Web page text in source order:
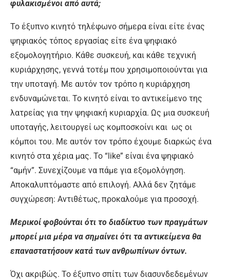
φυλακισμένοι από αυτά;
Το έξυπνο κινητό τηλέφωνο σήμερα είναι είτε ένας
ψηφιακός τόπος εργασίας είτε ένα ψηφιακό
εξομολογητήριο. Κάθε συσκευή, και κάθε τεχνική
κυριάρχησης, γεννά τοτέμ που χρησιμοποιούνται για
την υποταγή. Με αυτόν τον τρόπο η κυριάρχηση
ενδυναμώνεται. Το κινητό είναι το αντικείμενο της
λατρείας για την ψηφιακή κυριαρχία. Ως μια συσκευή
υποταγής, λειτουργεί ως κομποσκοίνι και ως οι
κόμποι του. Με αυτόν τον τρόπο έχουμε διαρκώς ένα
κινητό στα χέρια μας. Το “like” είναι ένα ψηφιακό
“αμήν”. Συνεχίζουμε να πάμε για εξομολόγηση.
Αποκαλυπτόμαστε από επιλογή. Αλλά δεν ζητάμε
συγχώρεση: Αντιθέτως, προκαλούμε για προσοχή.
Μερικοί φοβούνται ότι το διαδίκτυο των πραγμάτων
μπορεί μια μέρα να σημαίνει ότι τα αντικείμενα θα
επαναστατήσουν κατά των ανθρωπίνων όντων.
Όχι ακριβώς. Το έξυπνο σπίτι των διασυνδεδεμένων